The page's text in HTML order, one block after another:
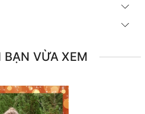
BẠN VỪA XEM